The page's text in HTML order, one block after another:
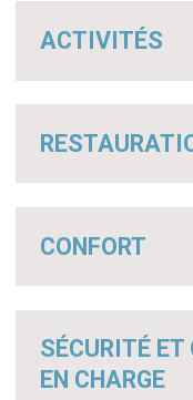
ACTIVITÉS
CONFORT
SÉCURITÉ
EN CHARGE